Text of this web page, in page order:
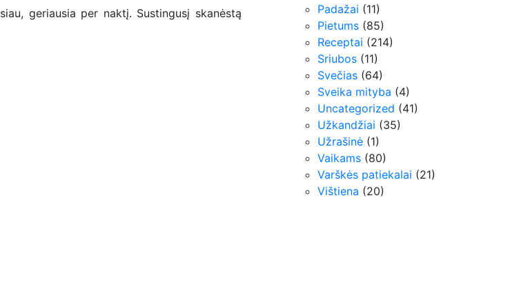
geriausia per naktį. Sustingusį skanėstą
Padažai (11)
Pietums (85)
Receptai (214)
Sriubos (11)
Svečias (64)
Sveika mityba (4)
Uncategorized (41)
Užkandžiai (35)
Užrašinė (1)
Vaikams (80)
Varškės patiekalai (21)
Vištiena (20)